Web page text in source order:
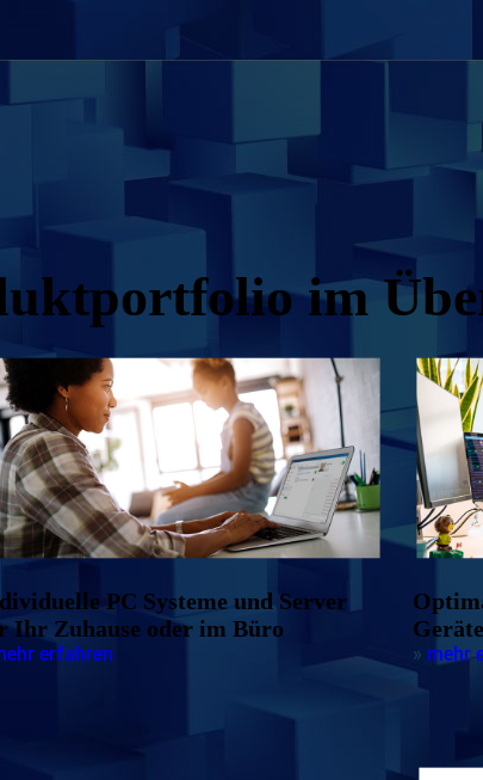
im
PC Systeme und Server
Ihr Zuhause oder im Büro
erfahren » mehr